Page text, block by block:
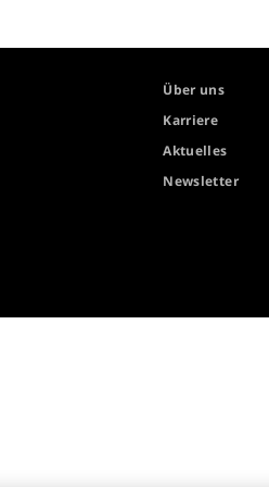
Über uns
Karriere
Aktuelles
Newsletter